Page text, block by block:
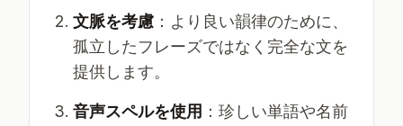
文脈を考慮 ：より良い韻律のために、
孤立したフレーズではなく完全な文を
提供します。
音声スペルを使用 ：珍しい単語や名前